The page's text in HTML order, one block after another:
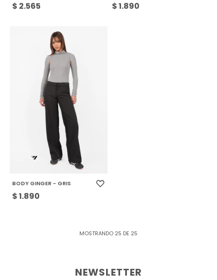
$ 2.565 $1.890
BODY GINGER - GRIS
$1.890
MOSTRANDO 25 DE 25
NEWSLETTER